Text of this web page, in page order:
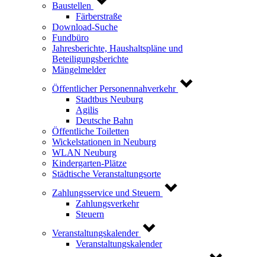
Baustellen
Färberstraße
Download-Suche
Fundbüro
Jahresberichte, Haushaltspläne und
Beteiligungsberichte
Mängelmelder
Öffentlicher Personennahverkehr
Stadtbus Neuburg
Agilis
Deutsche Bahn
Öffentliche Toiletten
Wickelstationen in Neuburg
WLAN Neuburg
Kindergarten-Plätze
Städtische Veranstaltungsorte
Zahlungsservice und Steuern
Zahlungsverkehr
Steuern
Veranstaltungskalender
Veranstaltungskalender